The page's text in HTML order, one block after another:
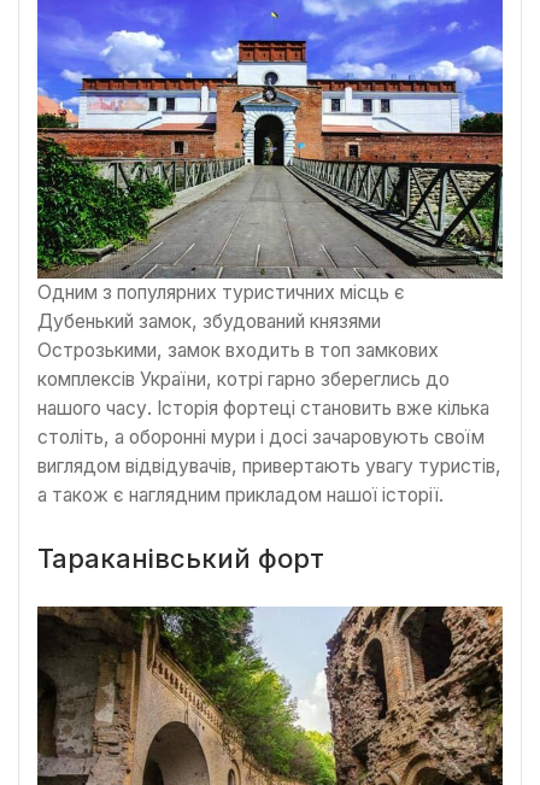
Одним з популярних туристичних місць є
Дубенький замок, збудований князями
Острозькими, замок входить в топ замкових
комплексів України, котрі гарно збереглись до
нашого часу. Історія фортеці становить вже кілька
століть, а оборонні мури і досі зачаровують своїм
виглядом відвідувачів, привертають увагу туристів,
а також є наглядним прикладом нашої історії.
Тараканівський форт